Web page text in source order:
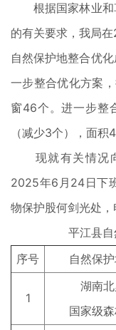
根据国家林业和
的有关要求，我局
自然保护地整合优
一步整合优化方案
窗46个。进一步整
（减少3个），面
现就有关情况向
2025年6月24日下
物保护股何剑光处，
平江县自
序号
自然保
1
湖南
国家级